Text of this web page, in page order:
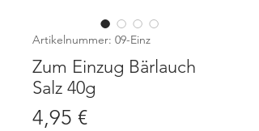
Artikelnummer: 09-Einz
Zum Einzug Bärlauch
Salz 40g
4,95 €Preis